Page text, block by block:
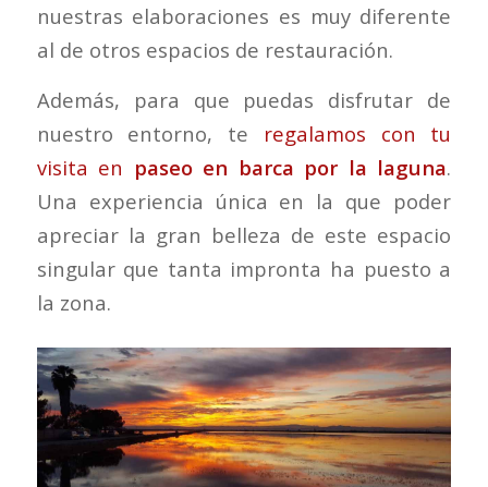
nuestras elaboraciones es muy diferente
al de otros espacios de restauración.
Además, para que puedas disfrutar de
nuestro entorno, te regalamos con tu
visita en paseo en barca por la laguna.
Una experiencia única en la que poder
apreciar la gran belleza de este espacio
singular que tanta impronta ha puesto a
la zona.